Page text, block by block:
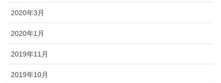
2020年3月
2020年1月
2019年11月
2019年10月